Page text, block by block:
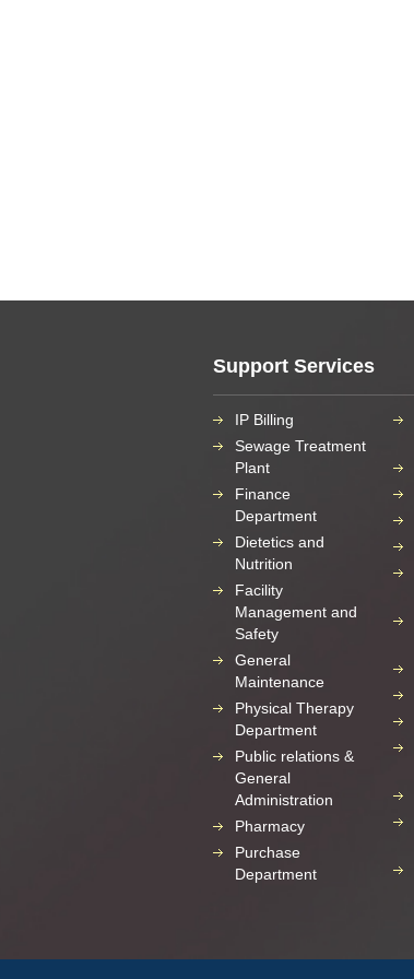
Support Services
IP Billing
Sewage Treatment
Plant
Finance
Department
Dietetics and
Nutrition
Facility
Management and
Safety
General
Maintenance
Physical Therapy
Department
Public relations &
General
Administration
Pharmacy
Purchase
Department